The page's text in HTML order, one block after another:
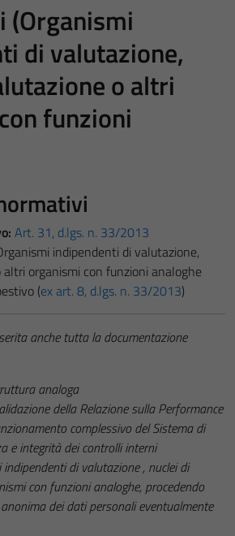
di valutazione,
o altri
funzioni
Art. 31, d.lgs. n. 33/2013
indipendenti di valutazione,
organismi con funzioni analoghe
(ex art. 8, d.lgs. n. 33/2013)
anche tutta la documentazione
analoga
della Relazione sulla Performance
complessivo del Sistema di
e integrità dei controlli interni
di valutazione , nuclei di
con funzioni analoghe, procedendo
dei dati personali eventualmente